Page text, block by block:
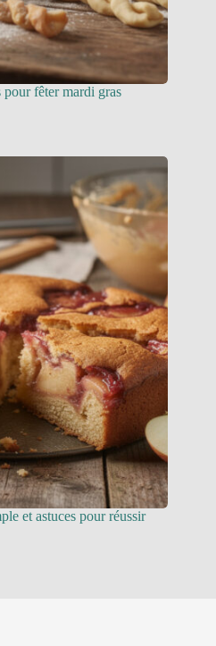
pour fêter mardi gras
et astuces pour réussir